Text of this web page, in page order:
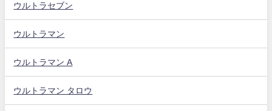
ウルトラセブン
ウルトラマン
ウルトラマン A
ウルトラマン タロウ